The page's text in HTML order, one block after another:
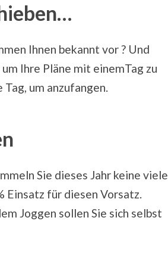
Ihnen bekannt vor ? Und
Ihre Pläne mit einemTag zu
um anzufangen.
Sie dieses Jahr keine viele
Einsatz für diesen Vorsatz.
Joggen sollen Sie sich selbst